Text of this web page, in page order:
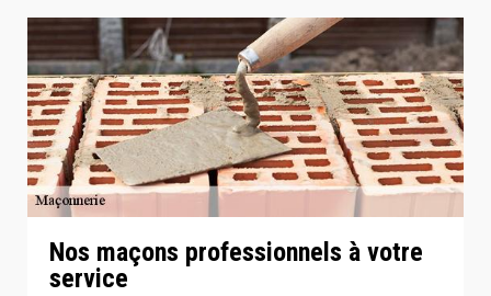
Nos maçons professionnels à votre
service